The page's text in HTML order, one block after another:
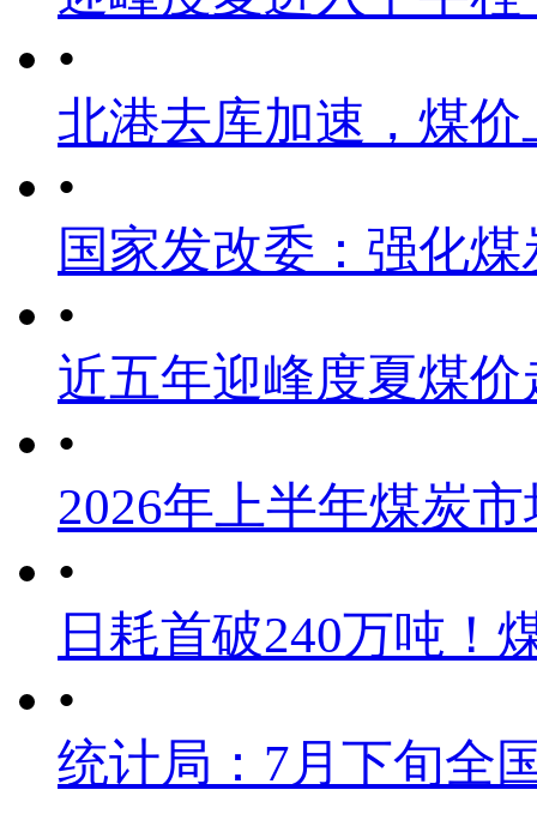
•
北港去库加速，煤
•
国家发改委：强化
•
近五年迎峰度夏煤价
•
2026年上半年煤炭
•
日耗首破240万吨！
•
统计局：7月下旬全